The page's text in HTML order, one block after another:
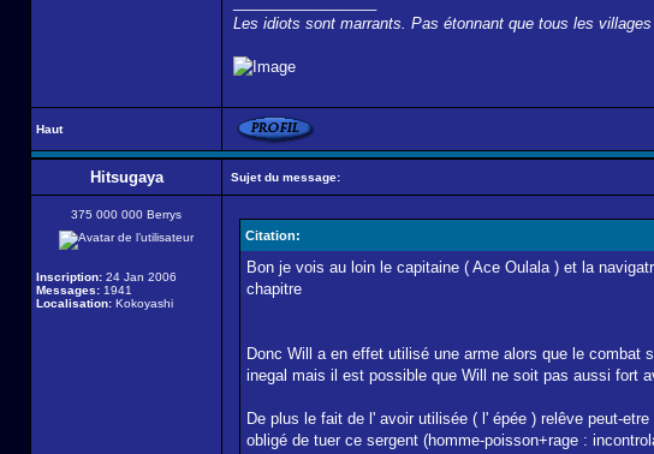
Les idiots sont marrants. Pas étonnant que tous les
Haut
Hitsugaya Sujet du message:
375 000 000 Berrys
Inscription: 24 Jan 2006
Messages: 1941
Localisation: Kokoyashi
Citation:
Bon je vois au loin le capitaine ( Ace Oulala ) et la
chapitre
Donc Will a en effet utilisé une arme alors que le
inegal mais il est possible que Will ne soit pas aussi fort
De plus le fait de l' avoir utilisée ( l' épée ) relêve peut-
obligé de tuer ce sergent (homme-poisson+rage :